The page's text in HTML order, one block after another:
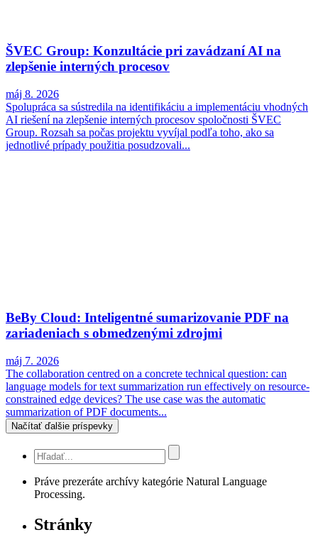
ŠVEC Group: Konzultácie pri zavádzaní AI na
zlepšenie interných procesov
máj 8. 2026
Spolupráca sa sústredila na identifikáciu a implementáciu vhodných
AI riešení na zlepšenie interných procesov spoločnosti ŠVEC
Group. Rozsah sa počas projektu vyvíjal podľa toho, ako sa
jednotlivé prípady použitia posudzovali...
BeBy Cloud: Inteligentné sumarizovanie PDF na
zariadeniach s obmedzenými zdrojmi
máj 7. 2026
The collaboration centred on a concrete technical question: can
language models for text summarization run effectively on resource-
constrained edge devices? The use case was the automatic
summarization of PDF documents...
Načítať ďalšie príspevky
Práve prezeráte archívy kategórie Natural Language
Processing.
Stránky